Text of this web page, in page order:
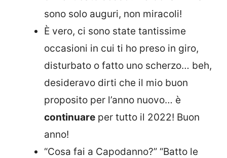
sono solo auguri, non miracoli!
È vero, ci sono state tantissime
occasioni in cui ti ho preso in giro,
disturbato o fatto uno scherzo… beh,
desideravo dirti che il mio buon
proposito per l’anno nuovo… è
continuare per tutto il 2022! Buon
anno!
“Cosa fai a Capodanno?” “Batto le